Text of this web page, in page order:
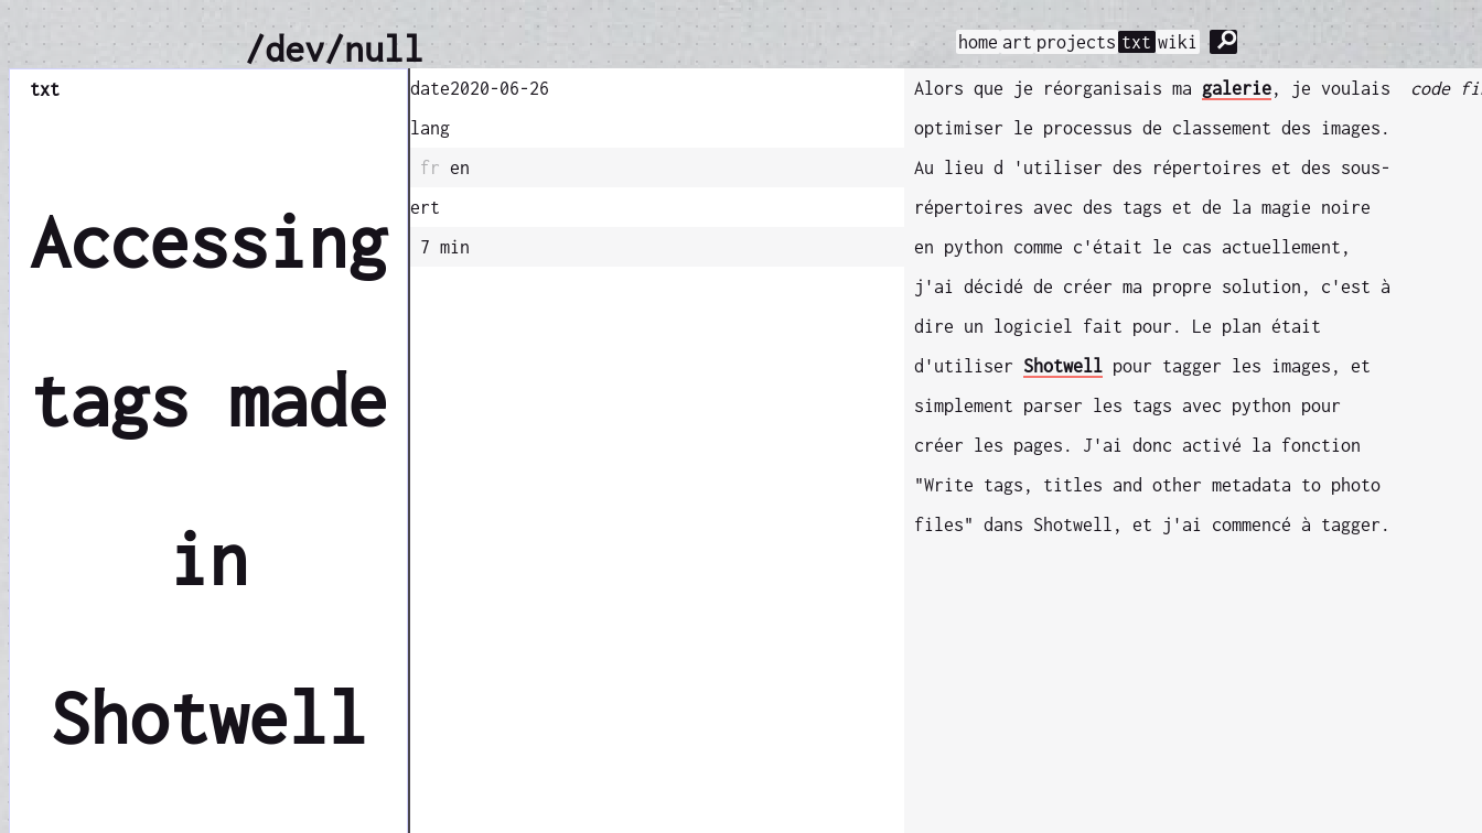
/dev/null home art projects txt wiki ⚲
txt
Accessing
tags made
in
Shotwell
date2020-06-26
lang
fr en
ert
7 min
Alors que je réorganisais ma galerie, je voulais
optimiser le processus de classement des images.
Au lieu d 'utiliser des répertoires et des sous-
répertoires avec des tags et de la magie noire
en python comme c'était le cas actuellement,
j'ai décidé de créer ma propre solution, c'est à
dire un logiciel fait pour. Le plan était
d'utiliser Shotwell pour tagger les images, et
simplement parser les tags avec python pour
créer les pages. J'ai donc activé la fonction
"Write tags, titles and other metadata to photo
files" dans Shotwell, et j'ai commencé à tagger.
code